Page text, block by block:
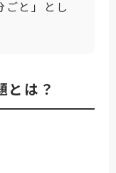
ごと」とし
とは？